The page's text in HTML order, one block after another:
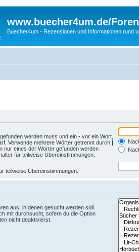
www.buecher4um.de/Foren
Buecher4um - Rezensionen und Informationen rund
werden muss und ein - vor ein Wort,
Verwende mehrere Wörter getrennt durch |
nur eines der Wörter gefunden werden
für teilweise Übereinstimmungen.
teilweise Übereinstimmungen.
aus, in denen gesucht werden soll.
mit durchsucht, sofern du die Option
nicht deaktivierst.